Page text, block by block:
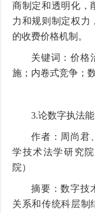
商制定和透明化，
力和规则制定权力
的收费价格机制。
关键词：价格
施；内卷式竞争；
3.论数字执法
作者：周尚君
学技术法学研究
院）
摘要：数字技
关系和传统科层制